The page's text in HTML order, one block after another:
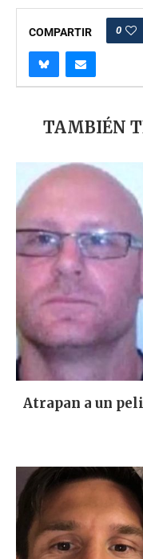
COMPARTIR 0
TAMBIÉN
Atrapan a un